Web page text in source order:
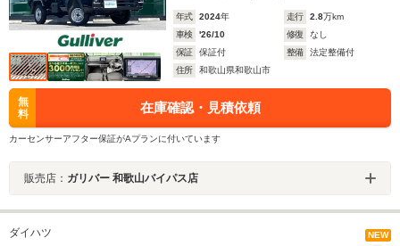
年式 2024年 走行 2.8万km
車検
'26/10 修復
なし
保証
保証付 整備
法定整備付
住所
和歌山県和歌山市
無
料
在庫確認・見積依頼
カーセンサーアフター保証がAプランに付いています
販売店： ガリバー 和歌山バイパス店
ダイハツ NEW